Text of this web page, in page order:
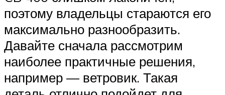
поэтому владельцы стараются его
максимально разнообразить.
Давайте сначала рассмотрим
наиболее практичные решения,
например — ветровик. Такая